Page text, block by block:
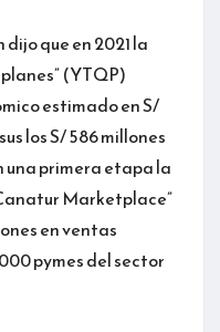
que en 2021 la
(YTQP)
estimado en S/
los S/ 586 millones
una primera etapa la
Marketplace”
en ventas
pymes del sector